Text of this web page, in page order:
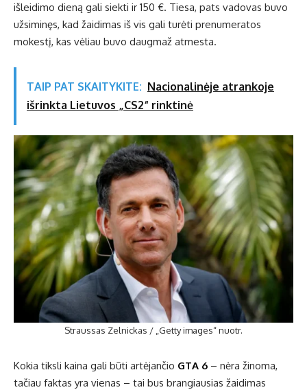
išleidimo dieną gali siekti ir 150 €. Tiesa, pats vadovas buvo
užsiminęs, kad žaidimas iš vis gali turėti prenumeratos
mokestį, kas vėliau buvo daugmaž atmesta.
TAIP PAT SKAITYKITE: Nacionalinėje atrankoje
išrinkta Lietuvos „CS2“ rinktinė
Straussas Zelnickas / „Getty images“ nuotr.
Kokia tiksli kaina gali būti artėjančio GTA 6 – nėra žinoma,
tačiau faktas yra vienas – tai bus brangiausias žaidimas